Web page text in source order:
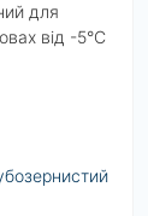
для
від -5°C